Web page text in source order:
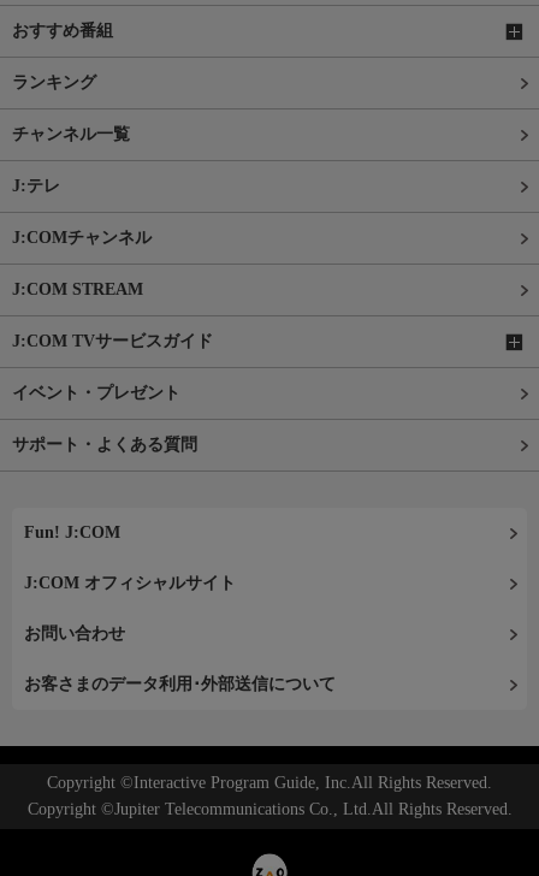
おすすめ番組
ランキング
チャンネル一覧
J:テレ
J:COMチャンネル
J:COM STREAM
J:COM TVサービスガイド
イベント・プレゼント
サポート・よくある質問
Fun! J:COM
J:COM オフィシャルサイト
お問い合わせ
お客さまのデータ利用･外部送信について
Copyright ©Interactive Program Guide, Inc.All Rights Reserved.
Copyright ©Jupiter Telecommunications Co., Ltd.All Rights Reserved.